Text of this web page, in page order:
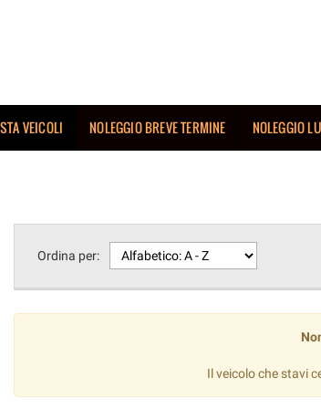
VEICOLI NOLEGGIO BREVE TERMINE NOLEGGIO
Ordina per:
Il veicolo che stavi